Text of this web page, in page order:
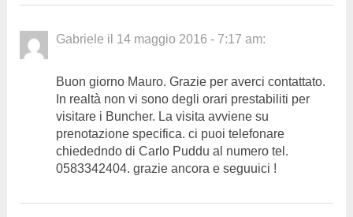
Gabriele il 14 maggio 2016 - 7:17 am:
Buon giorno Mauro. Grazie per averci contattato.
In realtà non vi sono degli orari prestabiliti per
visitare i Buncher. La visita avviene su
prenotazione specifica. ci puoi telefonare
chiededndo di Carlo Puddu al numero tel.
0583342404. grazie ancora e seguuici !